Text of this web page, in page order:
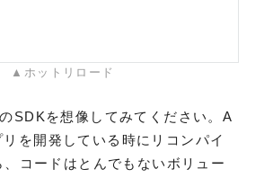
▲ホットリロード
SDKを想像してみてください。A
を開発している時にリコンパイ
、コードはとんでもないボリュー